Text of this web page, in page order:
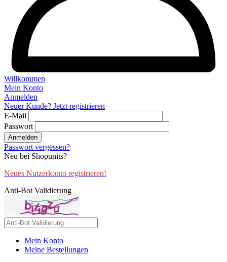
Willkommen
Mein Konto
Anmelden
Neuer Kunde? Jetzt registrieren
E-Mail
Passwort
Anmelden
Passwort vergessen?
Neu bei Shopunits?
Neues Nutzerkonto registrieren!
Anti-Bot Validierung
Mein Konto
Meine Bestellungen